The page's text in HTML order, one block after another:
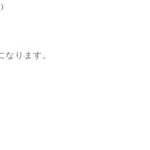
ります。